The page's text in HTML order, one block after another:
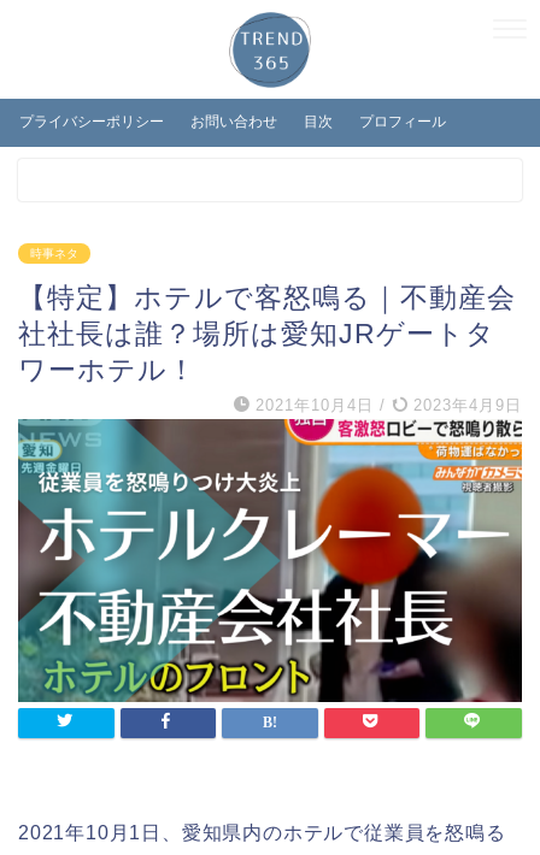
プライバシーポリシー お問い合わせ 目次 プロフィール
時事ネタ
【特定】ホテルで客怒鳴る｜不動産会
社社長は誰？場所は愛知JRゲートタ
ワーホテル！
2021年10月4日 / 2023年4月9日
2021年10月1日、愛知県内のホテルで従業員を怒鳴る